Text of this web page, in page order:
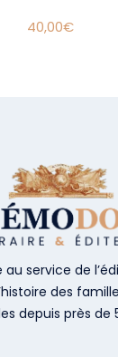
40,00€
au service de
des
depuis près de